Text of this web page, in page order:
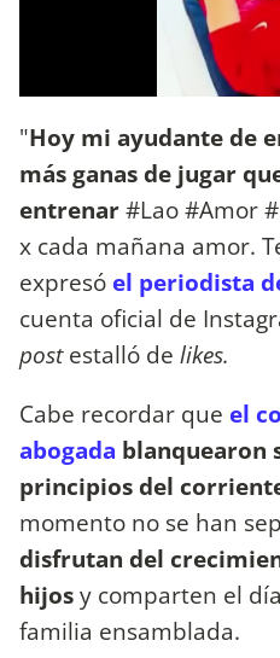
"Hoy mi ayudante de
más ganas de jugar
entrenar#Lao #Amor
x cada mañana amor.
expresó el periodista
cuenta oficial de
postestalló de likes.
Cabe recordar que el
abogada blanquearon
principios del
momento no se han
disfrutan del
hijosy comparten el
familia ensamblada.